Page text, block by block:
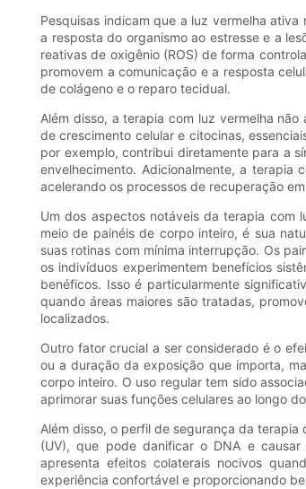
Pesquisas indicam que a luz vermelha
a resposta do organismo ao estresse e a
reativas de oxigênio (ROS) de forma
promovem a comunicação e a resposta
de colágeno e o reparo tecidual.
Além disso, a terapia com luz vermelha
de crescimento celular e citocinas,
por exemplo, contribui diretamente para a
envelhecimento. Adicionalmente, a terapia
acelerando os processos de recuperação
Um dos aspectos notáveis ​​da terapia com
meio de painéis de corpo inteiro, é sua
suas rotinas com mínima interrupção. Os
os indivíduos experimentem benefícios
benéficos. Isso é particularmente
quando áreas maiores são tratadas,
localizados.
Outro fator crucial a ser considerado é o
ou a duração da exposição que importa,
corpo inteiro. O uso regular tem sido
aprimorar suas funções celulares ao longo
Além disso, o perfil de segurança da
(UV), que pode danificar o DNA e
apresenta efeitos colaterais nocivos
experiência confortável e proporcionando